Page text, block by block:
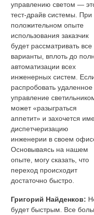
управлению светом —
тест-драйв системы. При
положительном опыте
использования заказчик
будет рассматривать все
варианты, вплоть до
автоматизации всех
инженерных систем.
распробовать удаленное
управление
может «разыграться
аппетит» и захочется
диспетчеризацию
инженерии в своем
Основываясь на нашем
опыте, могу сказать, что
переход происходит
достаточно быстро.
Григорий Найденков:
будет быстрым. Все